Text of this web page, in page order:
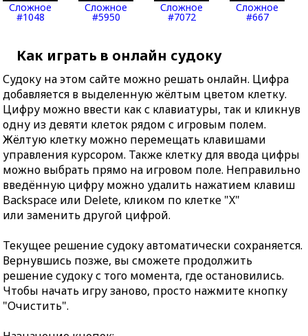
Сложное
#1048
Сложное
#5950
Сложное
#7072
Сложное
#667
Как играть в онлайн судоку
Судоку на этом сайте можно решать онлайн. Цифра
добавляется в выделенную жёлтым цветом клетку.
Цифру можно ввести как с клавиатуры, так и кликнув
одну из девяти клеток рядом с игровым полем.
Жёлтую клетку можно перемещать клавишами
управления курсором. Также клетку для ввода цифры
можно выбрать прямо на игровом поле. Неправильно
введённую цифру можно удалить нажатием клавиш
Backspace или Delete, кликом по клетке "X"
или заменить другой цифрой.
Текущее решение судоку автоматически сохраняется.
Вернувшись позже, вы сможете продолжить
решение судоку с того момента, где остановились.
Чтобы начать игру заново, просто нажмите кнопку
"Очистить".